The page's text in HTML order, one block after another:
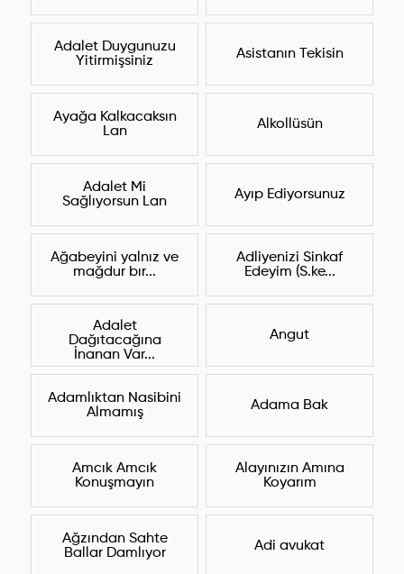
Adalet Duygunuzu
Yitirmişsiniz
Asistanın Tekisin
Ayağa Kalkacaksın
Lan
Alkollüsün
Adalet Mi
Sağlıyorsun Lan
Ayıp Ediyorsunuz
Ağabeyini yalnız ve
mağdur bır...
Adliyenizi Sinkaf
Edeyim (S.ke...
Adalet
Dağıtacağına
İnanan Var...
Angut
Adamlıktan Nasibini
Almamış
Adama Bak
Amcık Amcık
Konuşmayın
Alayınızın Amına
Koyarım
Ağzından Sahte
Ballar Damlıyor
Adi avukat